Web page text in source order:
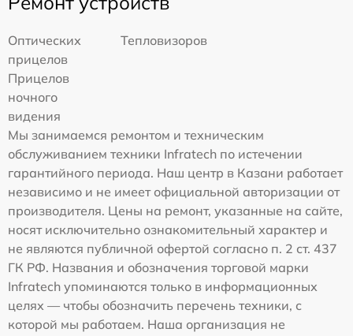
Оптических
прицелов
Тепловизоров
Прицелов
ночного
видения
Мы занимаемся ремонтом и техническим
обслуживанием техники Infratech по истечении
гарантийного периода. Наш центр в Казани работает
независимо и не имеет официальной авторизации от
производителя. Цены на ремонт, указанные на сайте,
носят исключительно ознакомительный характер и
не являются публичной офертой согласно п. 2 ст. 437
ГК РФ. Названия и обозначения торговой марки
Infratech упоминаются только в информационных
целях — чтобы обозначить перечень техники, с
которой мы работаем. Наша организация не